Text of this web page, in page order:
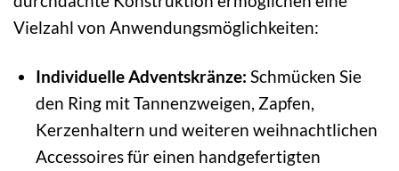
Vielzahl von Anwendungsmöglichkeiten:
Individuelle Adventskränze: Schmücken Sie
den Ring mit Tannenzweigen, Zapfen,
Kerzenhaltern und weiteren weihnachtlichen
Accessoires für einen handgefertigten